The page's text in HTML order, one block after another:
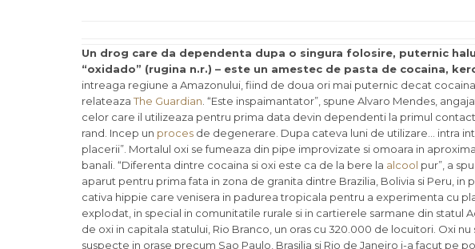
Un drog care da dependenta dupa o singura folosire, puternic
“oxidado” (rugina n.r.) – este un amestec de pasta de cocaina,
intreaga regiune a Amazonului, fiind de doua ori mai puternic decat
relateazaThe Guardian . “Este inspaimantator”, spune Alvaro Mendes,
celor care il utilizeaza pentru prima data devin dependenti la primul
rand. Incep un proces de degenerare. Dupa cateva luni de utilizare… intra
placerii”. Mortalul oxi se fumeaza din pipe improvizate si omoara in
banali. “Diferenta dintre cocaina si oxi este ca de la bere la alcool pur”, a
aparut pentru prima fata in zona de granita dintre Brazilia, Bolivia si Peru, in
cativa hippie care venisera in padurea tropicala pentru a experimenta cu
explodat, in special in comunitatile rurale si in cartierele sarmane din statul
de oxi in capitala statului, Rio Branco, un oras cu 320.000 de locuitori. Oxi
suspecte in orase precum Sao Paulo, Brasilia si Rio de Janeiro i-a facut pe